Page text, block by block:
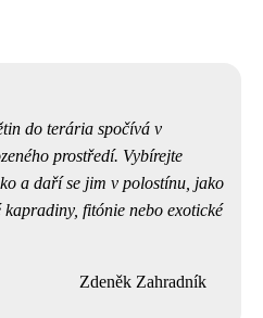
do terária spočívá v
prostředí. Vybírejte
a daří se jim v polostínu, jako
fitónie nebo exotické
Zdeněk Zahradník